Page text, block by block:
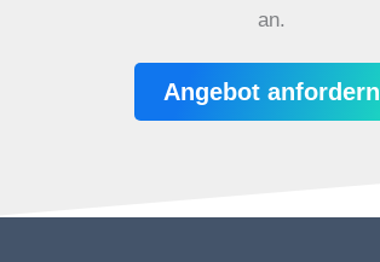
an.
Angebot anfordern